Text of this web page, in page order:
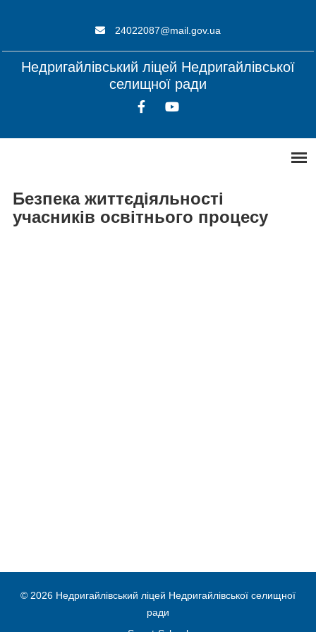
24022087@mail.gov.ua
Недригайлівський ліцей Недригайлівської
селищної ради
Безпека життєдіяльності
учасників освітнього процесу
© 2026 Недригайлівський ліцей Недригайлівської селищної
ради